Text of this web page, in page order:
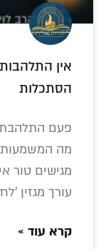
אין
הסתכלות
פעם
מה המשמעות
מגישים טור
עורך מגזין
קרא עוד »